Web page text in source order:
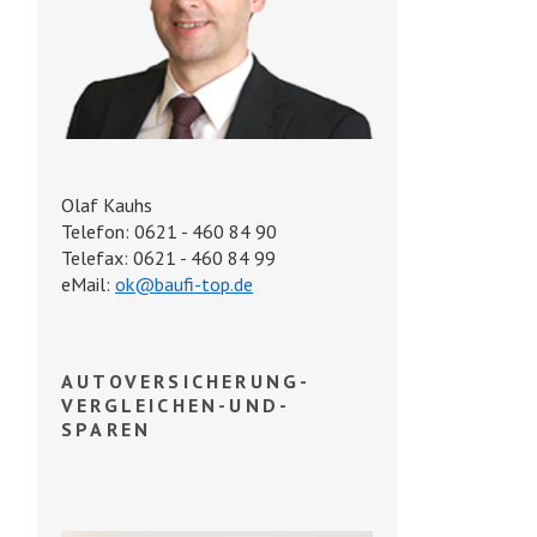
Olaf Kauhs
Telefon: 0621 - 460 84 90
Telefax: 0621 - 460 84 99
eMail: ok@baufi-top.de
AUTOVERSICHERUNG-
VERGLEICHEN-UND-
SPAREN